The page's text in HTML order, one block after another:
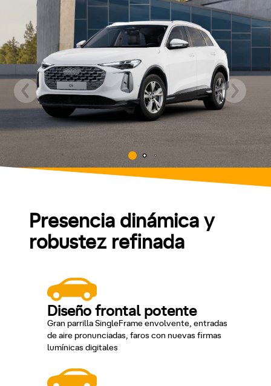
Presencia dinámica y
robustez refinada
Diseño frontal potente
Gran parrilla SingleFrame envolvente, entradas
de aire pronunciadas, faros con nuevas firmas
lumínicas digitales